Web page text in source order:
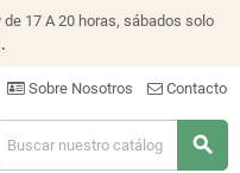
17 A 20 horas, sábados solo
.
Sobre Nosotros Contacto
search